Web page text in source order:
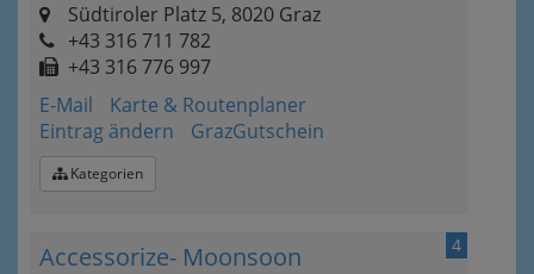
Südtiroler Platz 5, 8020 Graz
+43 316 711 782
+43 316 776 997
E-Mail
Karte & Routenplaner
Eintrag ändern
GrazGutschein
Kategorien
4
Accessorize- Moonsoon